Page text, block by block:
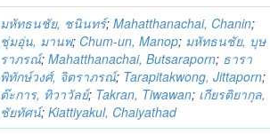
มหัทธนชัย, ชนินทร์;Mahatthanachai, Chanin;
ชุ่มอุ่น, มานพ; Chum-un, Manop; มหัทธนชัย, บุษ
ราภรณ์;Mahatthanachai, Butsaraporn; ธารา
พิทักษ์วงศ์, จิตราภรณ์; Tarapitakwong, Jittaporn;
ต๊ะการ, ทิวาวัลย์; Takran, Tiwawan; เกียรติยากุล,
ชัยทัศน์;Kiattiyakul, Chaiyathad